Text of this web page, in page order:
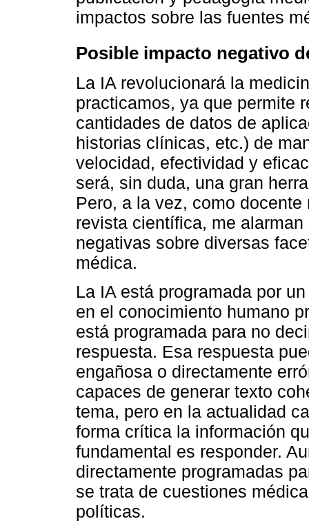
impactos sobre las fuentes
Posible impacto negativo
La IA revolucionará la
practicamos, ya que permite
cantidades de datos de
historias clínicas, etc.) de
velocidad, efectividad y
será, sin duda, una gran
Pero, a la vez, como
revista científica, me
negativas sobre diversas
médica.
La IA está programada por
en el conocimiento humano
está programada para no
respuesta. Esa respuesta
engañosa o directamente
capaces de generar texto
tema, pero en la actualidad
forma crítica la información
fundamental es responder.
directamente programadas
se trata de cuestiones
políticas.